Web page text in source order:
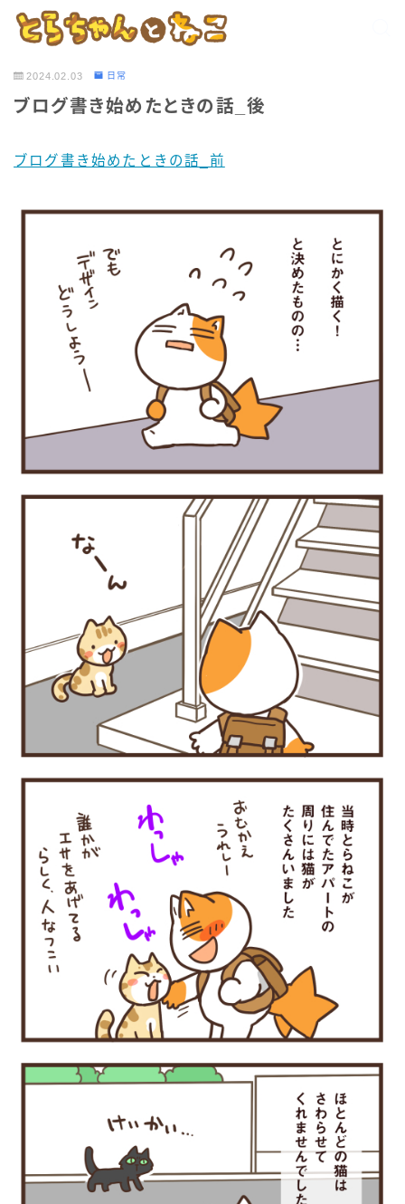
2024.02.03 日常
ブログ書き始めたときの話_後
ブログ書き始めたときの話_前